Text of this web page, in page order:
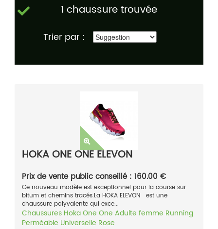
1 chaussure trouvée
Trier par :
HOKA ONE ONE ELEVON
Prix de vente public conseillé : 160.00 €
Ce nouveau modèle est exceptionnel pour la course sur
bitum et chemins tracés.La HOKA ELEVON est une
chaussure polyvalente qui exce...
Chaussures Hoka One One Adulte femme Running
Perméable Universelle Rose